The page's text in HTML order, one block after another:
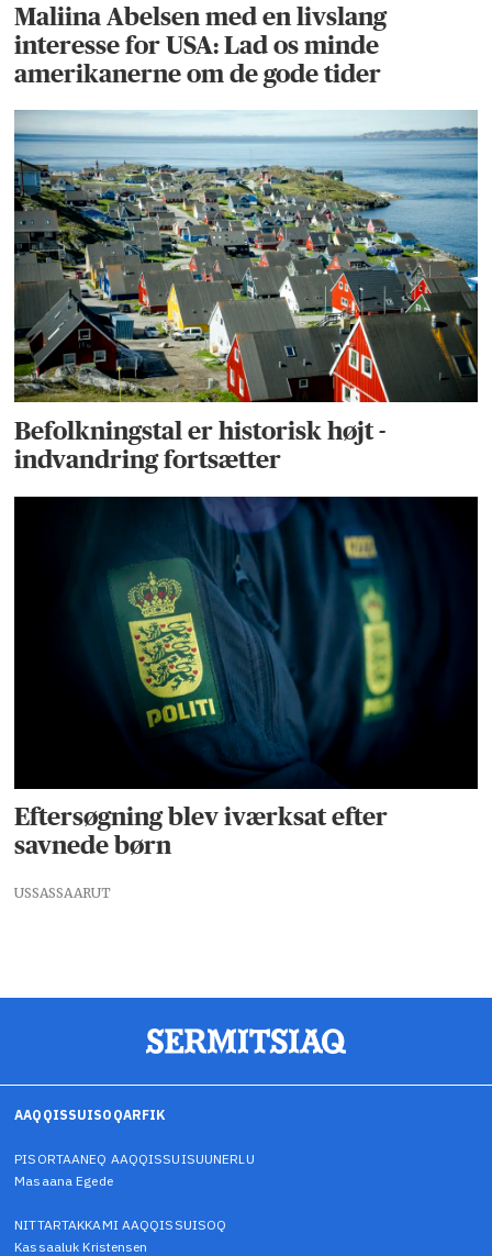
Maliina Abelsen med en livslang
interesse for USA: Lad os minde
amerikanerne om de gode tider
Befolkningstal er historisk højt -
indvandring fortsætter
Eftersøgning blev iværksat efter
savnede børn
USSASSAARUT
AAQQISSUISOQARFIK
PISORTAANEQ AAQQISSUISUUNERLU
Masaana Egede
NITTARTAKKAMI AAQQISSUISOQ
Kassaaluk Kristensen